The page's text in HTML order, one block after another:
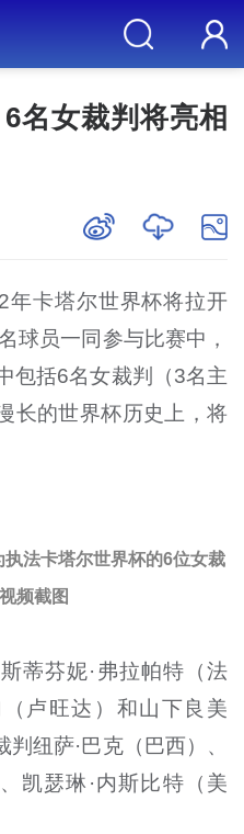
名女裁判将亮相
年卡塔尔世界杯将拉开
球员一同参与比赛中，
包括6名女裁判（3名主
长的世界杯历史上，将
法卡塔尔世界杯的6位女裁
频截图
蒂芬妮·弗拉帕特（法
卢旺达）和山下良美
判纽萨·巴克（巴西）、
凯瑟琳·内斯比特（美